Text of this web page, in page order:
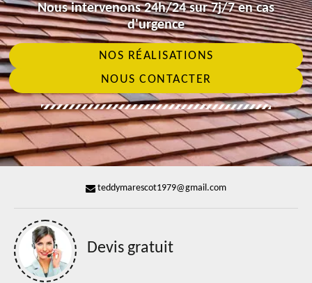
Nous intervenons 24h/24 sur 7j/7 en cas
d'urgence
NOS RÉALISATIONS
NOUS CONTACTER
teddymarescot1979@gmail.com
Devis gratuit